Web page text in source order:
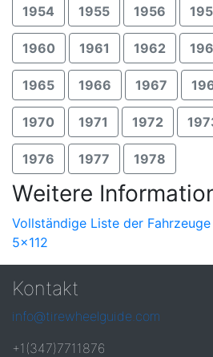
1954 1955 1956
1960 1961 1962
1965 1966 1967
1970 1971 1972
1976 1977 1978
Weitere
Vollständige Liste der
5x112
Kontakt
info@tirewheelguide.com
+1(347)7711876